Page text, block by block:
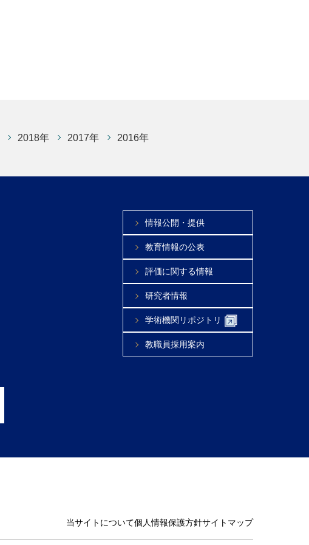
2018年 2017年 2016年
情報公開・提供
教育情報の公表
評価に関する情報
研究者情報
学術機関リポジトリ
教職員採用案内
当サイトについて個人情報保護方針サイトマップ